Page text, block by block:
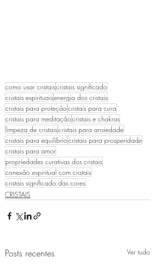
como usar cristaiscristais significado
cristais espirituaisenergia dos cristais
cristais para proteçãocristais para cura
cristais para meditaçãocristais e chakras
limpeza de cristaiscristais para ansiedade
cristais para equilíbriocristais para prosperidade
cristais para amor
propriedades curativas dos cristais
conexão espiritual com cristais
cristais significado das cores
CRISTAIS
Posts recentes Ver tudo